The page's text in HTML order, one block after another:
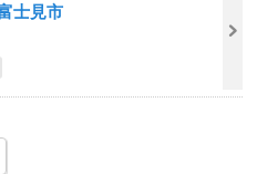
士見市